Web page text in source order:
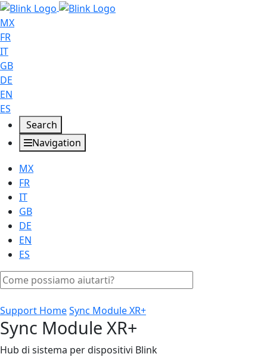
MX
FR
IT
GB
DE
EN
ES
Search
Navigation
MX
FR
IT
GB
DE
EN
ES
Support HomeSync Module XR+
Sync Module XR+
Hub di sistema per dispositivi Blink